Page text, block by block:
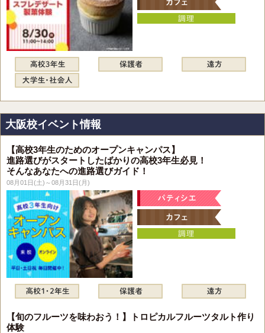
大阪校イベント情報
【高校3年生のためのオープンキャンパス】
進路選びがスタートしたばかりの高校3年生必見！
そんなあなたへの進路選びガイド！
08月01日(土)～08月31日(月)
【旬のフルーツを味わおう！】トロピカルフルーツタルト作り
体験